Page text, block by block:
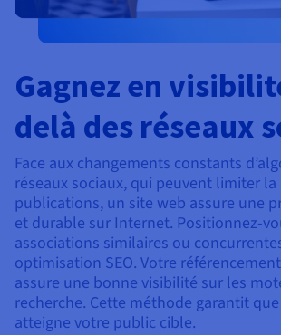
Gagnez en
delà des réseaux
Face aux changements constants
réseaux sociaux, qui peuvent limiter
publications, un site web assure une
et durable sur Internet. Positionnez-
associations similaires ou
optimisation SEO. Votre
assure une bonne visibilité sur les
recherche. Cette méthode garantit
atteigne votre public cible.